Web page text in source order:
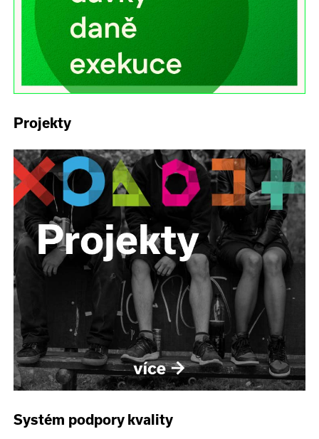
Projekty
Systém podpory kvality